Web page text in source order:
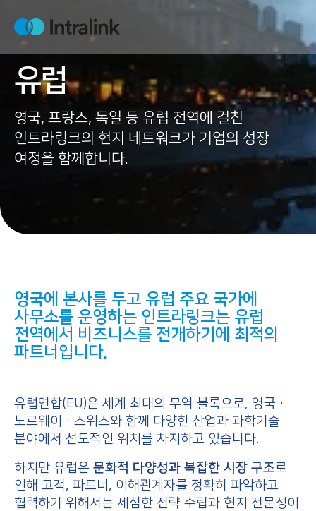
t
H
m
유럽
영국, 프랑스, 독일 등 유럽 전역에 걸친
인트라링크의 현지 네트워크가 기업의 성장
여정을 함께합니다.
영국에 본사를 두고 유럽 주요 국가에
사무소를 운영하는 인트라링크는 유럽
전역에서 비즈니스를 전개하기에 최적의
파트너 입니다.
유럽연합(EU)은 세계 최대의 무역 블록으로, 영국·
노르웨이·스위스와 함께 다양한 산업과 과학기술
분야에서 선도적인 위치를 차지하고 있습니다.
하지만 유럽은 문화적 다양성과 복잡한 시장 구조로
인해 고객, 파트너, 이해관계자를 정확히 파악하고
협력하기 위해서는 세심한 전략 수립과 현지 전문성이